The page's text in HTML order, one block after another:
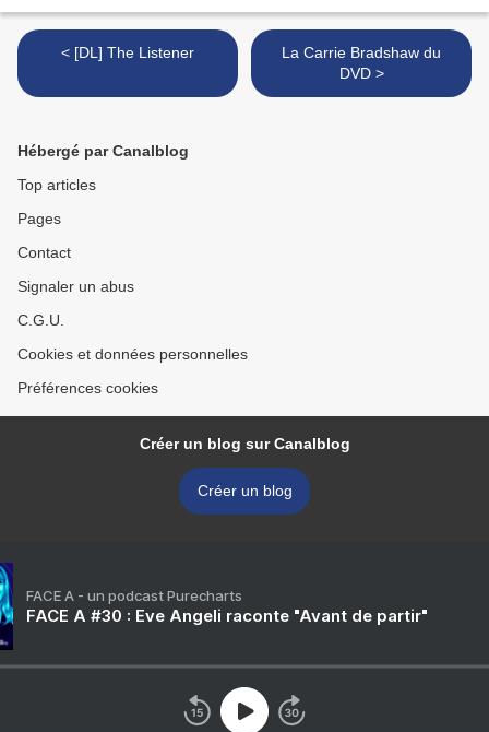
< [DL] The Listener
La Carrie Bradshaw du
DVD >
Hébergé par Canalblog
Top articles
Pages
Contact
Signaler un abus
C.G.U.
Cookies et données personnelles
Préférences cookies
Créer un blog sur Canalblog
Créer un blog
FACE A - un podcast Purecharts
FACE A #30 : Eve Angeli raconte "Avant de partir"